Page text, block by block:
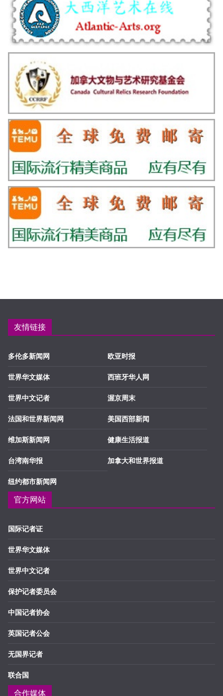
友情链接
多伦多新闻网
世界华文媒体
世界中文记者
法国和世界新闻网
维加斯新闻网
台湾南华报
纽约都市新闻网
欧亚时报
西班牙华人网
渥京周末
美国西部新闻
健康生活报道
加拿大和世界报道
官方网站
国际记者证
世界华文媒体
世界中文记者
保护记者委员会
中国记者协会
英国记者公会
无国界记者
联合国
合作媒体